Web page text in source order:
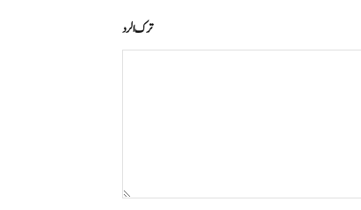
ترك الرد